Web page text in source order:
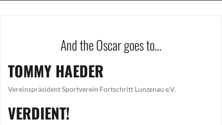
And the Oscar goes to…
TOMMY HAEDER
Vereinspräsident Sportverein Fortschritt Lunzenau e.V.
VERDIENT!